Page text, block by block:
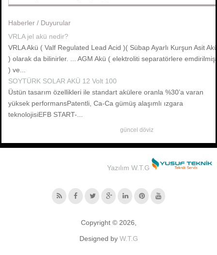
Haberler / Duyurular
VRLA jel akü nedir?
VRLA Akü ( Valf Regulated Lead Acid )( Sübap Ayarlı Kurşun Asit
) olarak da bilinirler. ... AGM Akü ( elektroliti separatörlere emdirilmiş
) ve...
SOYTÜRK SOLAR AKÜ 12 Volt 100
Üstün tasarım özellikleri ile standart akülere oranla %30’a varan
yüksek performansPatentli, Ca-Ca gümüş alaşımlı ızgara
teknolojisiEFB START-...
güncel döviz
Yazılım W.T.G
Copyright © 2026,
Designed by W.T.G